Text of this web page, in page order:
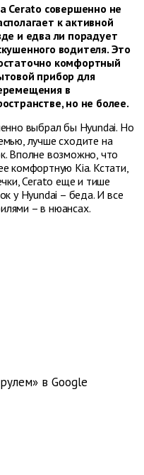
Cerato совершенно не
к активной
и едва ли порадует
водителя. Это
комфортный
прибор для
в
но не более.
выбрал бы Hyundai. Но
лучше сходите на
Вполне возможно, что
комфортную Kia. Кстати,
Cerato еще и тише
у Hyundai – беда. И все
– в нюансах.
в Google